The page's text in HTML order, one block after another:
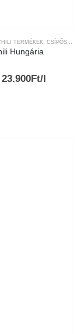
TERMÉKEK, CSÍPŐSSÉGI-SKÁLA
Hungária
l